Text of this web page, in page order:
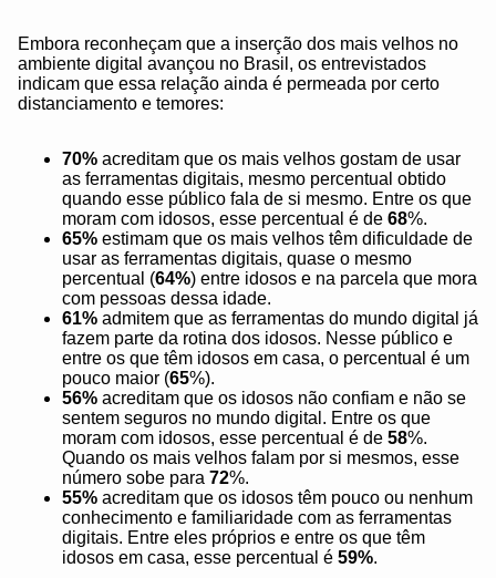
Embora reconheçam que a inserção dos mais velhos no
ambiente digital avançou no Brasil, os entrevistados
indicam que essa relação ainda é permeada por certo
distanciamento e temores:
70% acreditam que os mais velhos gostam de usar
as ferramentas digitais, mesmo percentual obtido
quando esse público fala de si mesmo. Entre os que
moram com idosos, esse percentual é de 68%.
65% estimam que os mais velhos têm dificuldade de
usar as ferramentas digitais, quase o mesmo
percentual (64%) entre idosos e na parcela que mora
com pessoas dessa idade.
61% admitem que as ferramentas do mundo digital já
fazem parte da rotina dos idosos. Nesse público e
entre os que têm idosos em casa, o percentual é um
pouco maior (65%).
56% acreditam que os idosos não confiam e não se
sentem seguros no mundo digital. Entre os que
moram com idosos, esse percentual é de 58%.
Quando os mais velhos falam por si mesmos, esse
número sobe para 72%.
55% acreditam que os idosos têm pouco ou nenhum
conhecimento e familiaridade com as ferramentas
digitais. Entre eles próprios e entre os que têm
idosos em casa, esse percentual é 59%.